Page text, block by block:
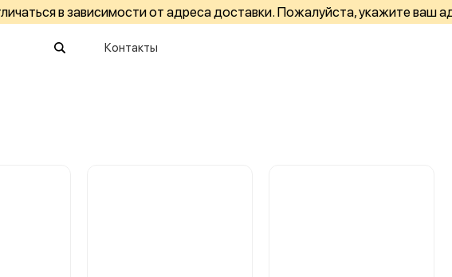
в зависимости от адреса доставки. Пожалуйста, укажите ваш
Контакты